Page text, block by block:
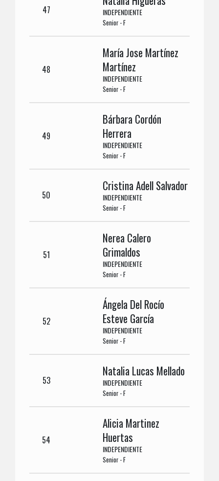
47 INDEPENDIENTE
Senior - F
48
María Jose Martínez
Martínez
INDEPENDIENTE
Senior - F
49
Bárbara Cordón
Herrera
INDEPENDIENTE
Senior - F
50
Cristina Adell Salvador
INDEPENDIENTE
Senior - F
51
Nerea Calero
Grimaldos
INDEPENDIENTE
Senior - F
52
Ángela Del Rocío
Esteve García
INDEPENDIENTE
Senior - F
53
Natalia Lucas Mellado
INDEPENDIENTE
Senior - F
54
Alicia Martinez
Huertas
INDEPENDIENTE
Senior - F